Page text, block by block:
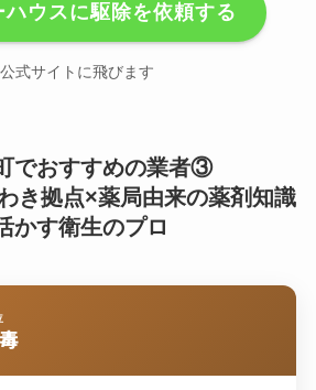
ハウスに駆除を依頼する
式サイトに飛びます
でおすすめの業者③
き拠点×薬局由来の薬剤知識
かす衛生のプロ